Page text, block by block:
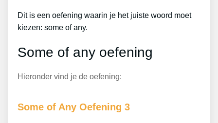
Dit is een oefening waarin je het juiste woord moet
kiezen: some of any.
Some of any oefening
Hieronder vind je de oefening:
Some of Any Oefening 3